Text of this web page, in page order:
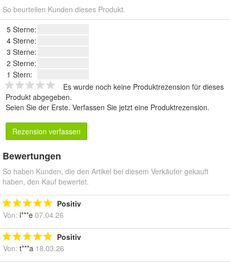
So beurteilen Kunden dieses Produkt.
5 Sterne:
4 Sterne:
3 Sterne:
2 Sterne:
1 Stern:
Es wurde noch keine Produktrezension für dieses
Produkt abgegeben.
Seien Sie der Erste. Verfassen Sie jetzt eine Produktrezension.
Rezension verfassen
Bewertungen
So haben Kunden, die den Artikel bei diesem Verkäufer gekauft
haben, den Kauf bewertet.
Positiv
Von: l***e 07.04.26
Positiv
Von: t***a 18.03.26